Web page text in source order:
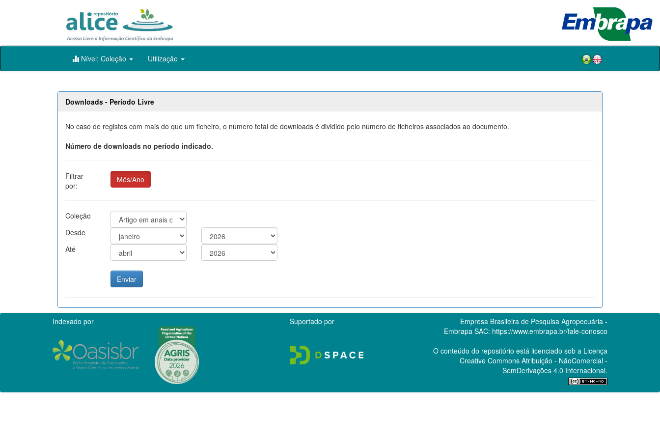
Skip
Nível: Coleção Utilização
Downloads - Período Livre
No caso de registos com mais do que um ficheiro, o número total de downloads é dividido pelo número de ficheiros associados ao documento.
Número de downloads no período indicado.
Filtrar
por:
Mês/Ano
Coleção
Desde
Até
Indexado por Suportado por
Empresa Brasileira de Pesquisa Agropecuária -
Embrapa SAC: https://www.embrapa.br/fale-conosco
O conteúdo do repositório está licenciado sob a Licença
Creative CommonsAtribuição - NãoComercial -
SemDerivações 4.0 Internacional.